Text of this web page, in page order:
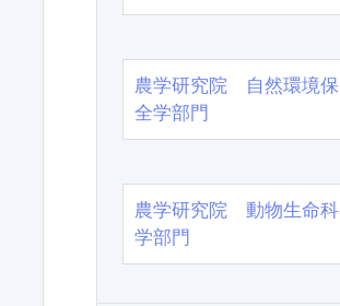
農学研究院 自然環境保
全学部門
農学研究院 動物生命科
学部門